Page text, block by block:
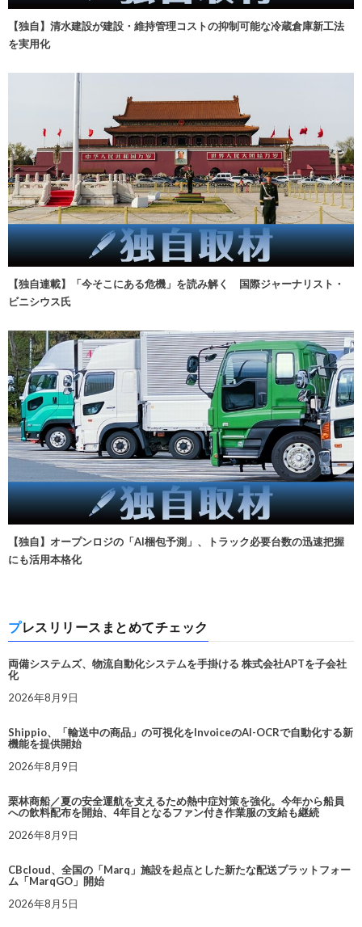
【独自】清水建設が建設・維持管理コストの抑制可能な冷蔵倉庫新工法
を実用化
【独自連載】「今そこにある危機」を読み解く 国際ジャーナリスト・
ビニシウス氏
【独自】オープンロジの「AI梱包予測」、トラック必要台数の迅速把握
にも活用本格化
プレスリリースまとめてチェック
両備システムズ、物流自動化システムを手掛ける 株式会社APTを子会社
化
2026年8月9日
Shippio、「輸送中の商品」の可視化をInvoiceのAI-OCRで自動化する新
機能を提供開始
2026年8月9日
栗林商船／夏の安全運航を支えるため熱中症対策を強化。今年から船員
への飲料配布を開始、4年目となるファン付き作業服の支給も継続
2026年8月9日
CBcloud、全国の「Marq」施設を起点とした新たな配送プラットフォー
ム「MarqGO」開始
2026年8月5日